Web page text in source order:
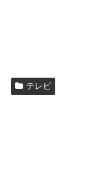
テレビ